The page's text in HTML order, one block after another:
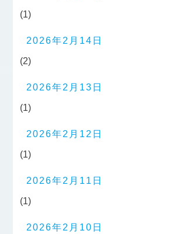
(1)
2026年2月14日
(2)
2026年2月13日
(1)
2026年2月12日
(1)
2026年2月11日
(1)
2026年2月10日